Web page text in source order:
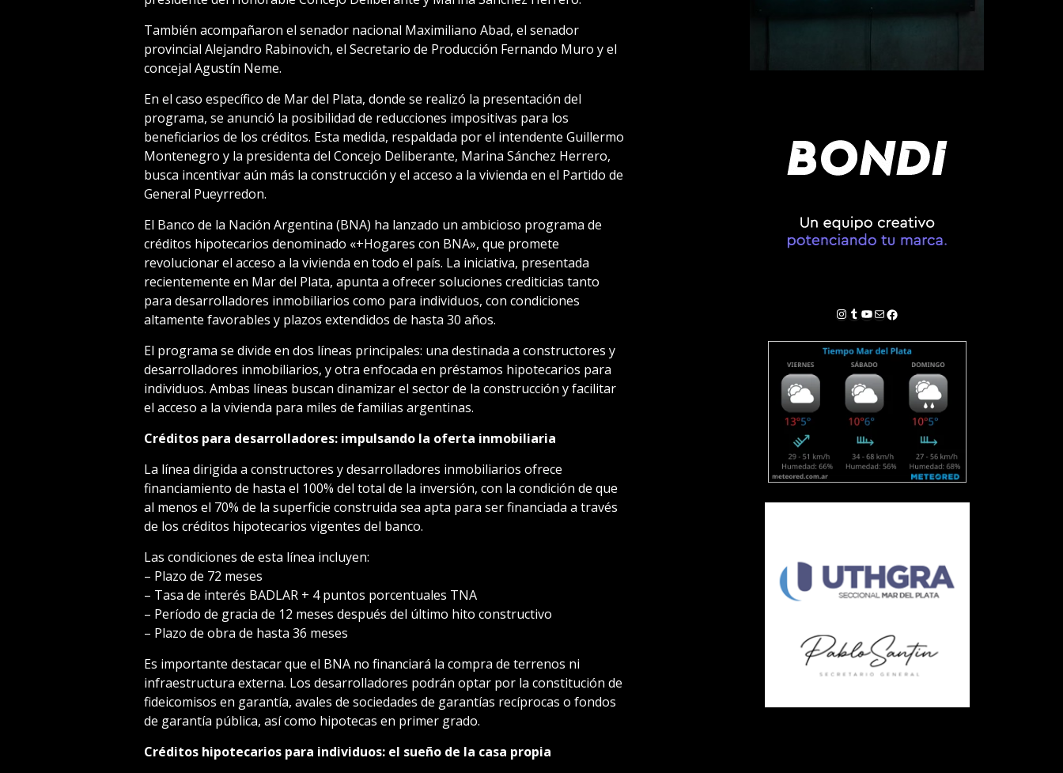
También acompañaron el senador nacional Maximiliano Abad, el senador
provincial Alejandro Rabinovich, el Secretario de Producción Fernando Muro y el
concejal Agustín Neme.
En el caso específico de Mar del Plata, donde se realizó la presentación del
programa, se anunció la posibilidad de reducciones impositivas para los
beneficiarios de los créditos. Esta medida, respaldada por el intendente Guillermo
Montenegro y la presidenta del Concejo Deliberante, Marina Sánchez Herrero,
busca incentivar aún más la construcción y el acceso a la vivienda en el Partido de
General Pueyrredon.
El Banco de la Nación Argentina (BNA) ha lanzado un ambicioso programa de
créditos hipotecarios denominado «+Hogares con BNA», que promete
revolucionar el acceso a la vivienda en todo el país. La iniciativa, presentada
recientemente en Mar del Plata, apunta a ofrecer soluciones crediticias tanto
para desarrolladores inmobiliarios como para individuos, con condiciones
altamente favorables y plazos extendidos de hasta 30 años.
El programa se divide en dos líneas principales: una destinada a constructores y
desarrolladores inmobiliarios, y otra enfocada en préstamos hipotecarios para
individuos. Ambas líneas buscan dinamizar el sector de la construcción y facilitar
el acceso a la vivienda para miles de familias argentinas.
Créditos para desarrolladores: impulsando la oferta inmobiliaria
La línea dirigida a constructores y desarrolladores inmobiliarios ofrece
financiamiento de hasta el 100% del total de la inversión, con la condición de que
al menos el 70% de la superficie construida sea apta para ser financiada a través
de los créditos hipotecarios vigentes del banco.
Las condiciones de esta línea incluyen:
– Plazo de 72 meses
– Tasa de interés BADLAR + 4 puntos porcentuales TNA
– Período de gracia de 12 meses después del último hito constructivo
– Plazo de obra de hasta 36 meses
Es importante destacar que el BNA no financiará la compra de terrenos ni
infraestructura externa. Los desarrolladores podrán optar por la constitución de
fideicomisos en garantía, avales de sociedades de garantías recíprocas o fondos
de garantía pública, así como hipotecas en primer grado.
Créditos hipotecarios para individuos: el sueño de la casa propia
Instagram
Tumblr
YouTube
Correo electrónico
Facebook